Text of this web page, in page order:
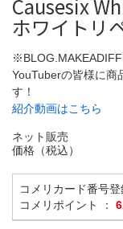
Causesix
ホワイトリ
YouTuberの皆様に商
す！
紹介動画はこちら
ネット販売
価格（税込）
コメリカード番号
コメリポイント ：